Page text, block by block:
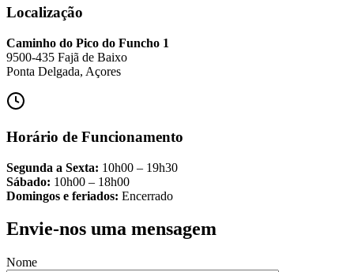
Localização
Caminho do Pico do Funcho 1
9500-435 Fajã de Baixo
Ponta Delgada, Açores
Horário de Funcionamento
Segunda a Sexta: 10h00 – 19h30
Sábado: 10h00 – 18h00
Domingos e feriados: Encerrado
Envie-nos uma mensagem
Nome